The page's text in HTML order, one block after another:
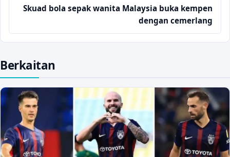
Skuad bola sepak wanita Malaysia buka kempen
dengan cemerlang
Berkaitan